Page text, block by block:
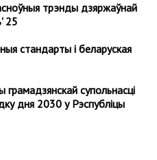
трэнды дзяржаўнай
25
стандарты і беларуская
супольнасці
дня 2030 у Рэспубліцы